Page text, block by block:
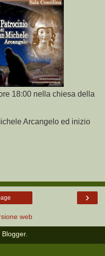
18:00 nella chiesa della
Arcangelo ed inizio
›
web
Blogger.